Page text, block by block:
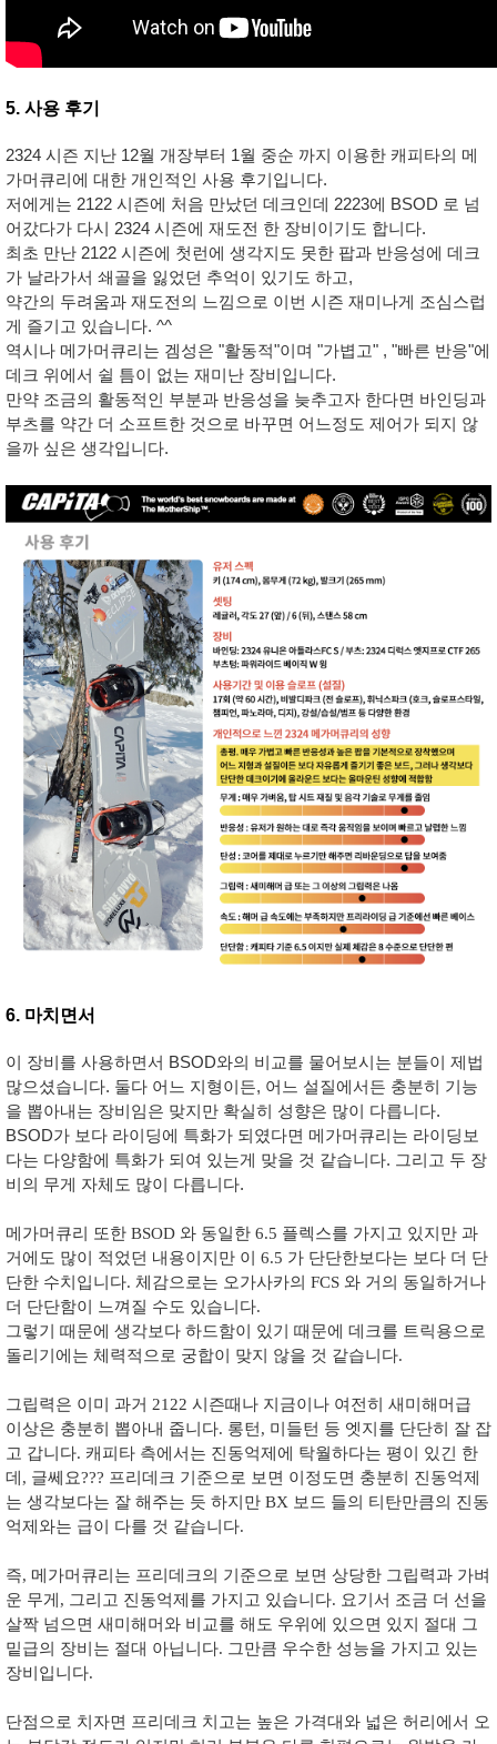
5. 사용 후기
2324 시즌 지난 12월 개장부터 1월 중순 까지 이용한 캐피타의 메
가머큐리에 대한 개인적인 사용 후기입니다.
저에게는 2122 시즌에 처음 만났던 데크인데 2223에 BSOD 로 넘
어갔다가 다시 2324 시즌에 재도전 한 장비이기도 합니다.
최초 만난 2122 시즌에 첫런에 생각지도 못한 팝과 반응성에 데크
가 날라가서 쇄골을 잃었던 추억이 있기도 하고,
약간의 두려움과 재도전의 느낌으로 이번 시즌 재미나게 조심스럽
게 즐기고 있습니다. ^^
역시나 메가머큐리는 겜성은 "활동적"이며 "가볍고" , "빠른 반응"에
데크 위에서 쉴 틈이 없는 재미난 장비입니다.
만약 조금의 활동적인 부분과 반응성을 늦추고자 한다면 바인딩과
부츠를 약간 더 소프트한 것으로 바꾸면 어느정도 제어가 되지 않
을까 싶은 생각입니다.
6. 마치면서
이 장비를 사용하면서 BSOD와의 비교를 물어보시는 분들이 제법
많으셨습니다. 둘다 어느 지형이든, 어느 설질에서든 충분히 기능
을 뽑아내는 장비임은 맞지만 확실히 성향은 많이 다릅니다.
BSOD가 보다 라이딩에 특화가 되였다면 메가머큐리는 라이딩보
다는 다양함에 특화가 되여 있는게 맞을 것 같습니다. 그리고 두 장
비의 무게 자체도 많이 다릅니다.
메가머큐리 또한 BSOD 와 동일한 6.5 플렉스를 가지고 있지만 과
거에도 많이 적었던 내용이지만 이 6.5 가 단단한보다는 보다 더 단
단한 수치입니다. 체감으로는 오가사카의 FCS 와 거의 동일하거나
더 단단함이 느껴질 수도 있습니다.
그렇기 때문에 생각보다 하드함이 있기 때문에 데크를 트릭용으로
돌리기에는 체력적으로 궁합이 맞지 않을 것 같습니다.
그립력은 이미 과거 2122 시즌때나 지금이나 여전히 새미해머급
이상은 충분히 뽑아내 줍니다. 롱턴, 미들턴 등 엣지를 단단히 잘 잡
고 갑니다. 캐피타 측에서는 진동억제에 탁월하다는 평이 있긴 한
데, 글쎄요??? 프리데크 기준으로 보면 이정도면 충분히 진동억제
는 생각보다는 잘 해주는 듯 하지만 BX 보드 들의 티탄만큼의 진동
억제와는 급이 다를 것 같습니다.
즉, 메가머큐리는 프리데크의 기준으로 보면 상당한 그립력과 가벼
운 무게, 그리고 진동억제를 가지고 있습니다. 요기서 조금 더 선을
살짝 넘으면 새미해머와 비교를 해도 우위에 있으면 있지 절대 그
밑급의 장비는 절대 아닙니다. 그만큼 우수한 성능을 가지고 있는
장비입니다.
단점으로 치자면 프리데크 치고는 높은 가격대와 넓은 허리에서 오